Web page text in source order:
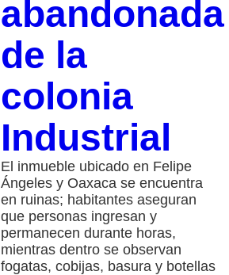
abandonada
de la
colonia
Industrial
El inmueble ubicado en Felipe
Ángeles y Oaxaca se encuentra
en ruinas; habitantes aseguran
que personas ingresan y
permanecen durante horas,
mientras dentro se observan
fogatas, cobijas, basura y botellas